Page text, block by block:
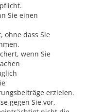
Sie einen
ohne dass Sie
wenn Sie
erzielen.
gegen Sie vor.